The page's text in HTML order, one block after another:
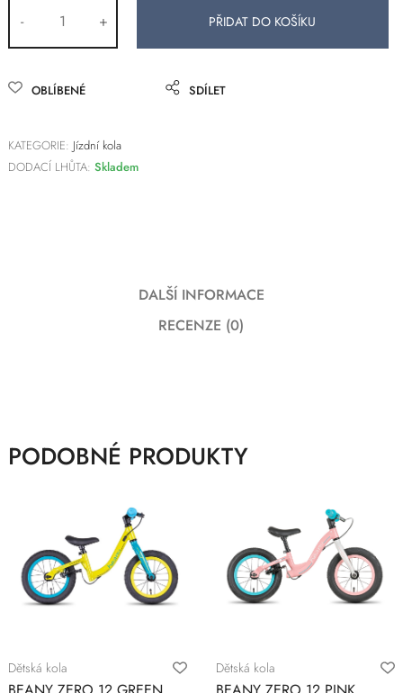
- +
OBLÍBENÉ SDÍLET
KATEGORIE: Jízdní kola
DODACÍ LHŮTA: Skladem
DALŠÍ INFORMACE
RECENZE (0)
PODOBNÉ PRODUKTY
Dětská kola Dětská kola